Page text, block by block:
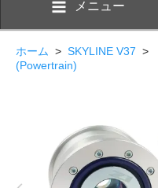
メニュー
ホーム > SKYLINE V37 >
(Powertrain)